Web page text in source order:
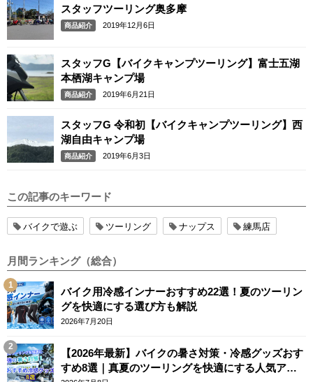
スタッフツーリング奥多摩
商品紹介 2019年12月6日
スタッフG【バイクキャンプツーリング】富士五湖
本栖湖キャンプ場
商品紹介 2019年6月21日
スタッフG 令和初【バイクキャンプツーリング】西
湖自由キャンプ場
商品紹介 2019年6月3日
この記事のキーワード
バイクで遊ぶ ツーリング ナップス 練馬店
月間ランキング（総合）
バイク用冷感インナーおすすめ22選！夏のツーリン
グを快適にする選び方も解説
2026年7月20日
【2026年最新】バイクの暑さ対策・冷感グッズおす
すめ8選｜真夏のツーリングを快適にする人気アイ